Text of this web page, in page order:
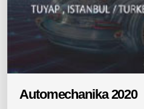
Automechanika 2020